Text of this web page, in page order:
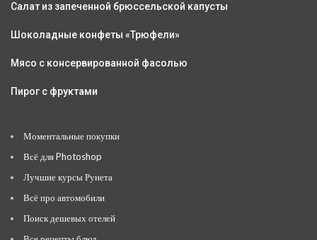
Салат из запеченной брюссельской капусты
Шоколадные конфеты «Трюфели»
Мясо с консервированной фасолью
Пирог с фруктами
Моментальные покупки
Всё для Photoshop
Лучшие курсы Рунета
Всё про автомобили
Поиск дешевых отелей